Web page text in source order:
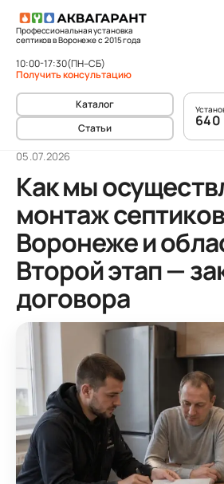
Профессиональная установка
септиков в Воронеже с 2015 года
Каталог
Статьи
640
10:00-17:30(ПН–СБ)
Получить консультацию
05.07.2026
Как мы
монтаж
Воронеже и
Второй этап —
договора